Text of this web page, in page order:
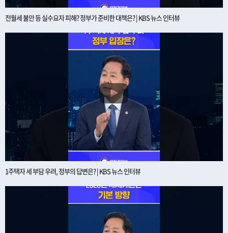
전월세 불안 등 실수요자 피해? 정부가 준비한 대책은? | KBS 뉴스 인터뷰
1주택자 세 부담 우려, 정부의 답변은? | KBS 뉴스 인터뷰